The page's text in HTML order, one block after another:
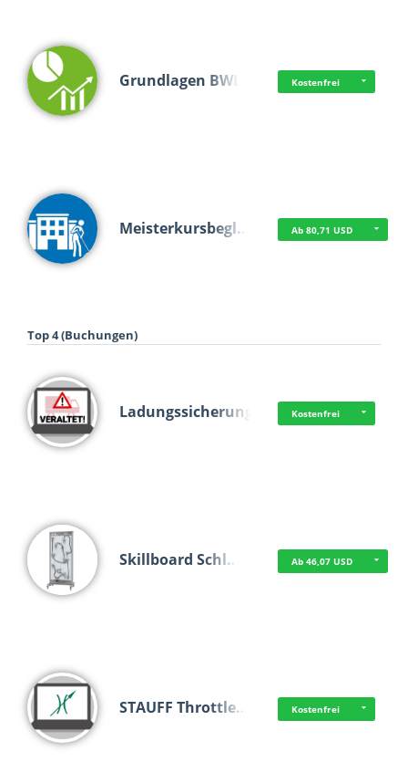
Grundlagen BWL Kostenfrei
Meisterkursbegl… Ab 80,71 USD
Top 4 (Buchungen)
Ladungssicherung Kostenfrei
Skillboard Schl… Ab 46,07 USD
STAUFF Throttle… Kostenfrei